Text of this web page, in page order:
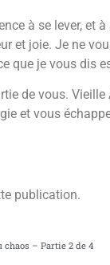
à se lever, et
et joie. Je ne
que je vous dis
de vous.
et vous
publication.
– Partie 2 de 4